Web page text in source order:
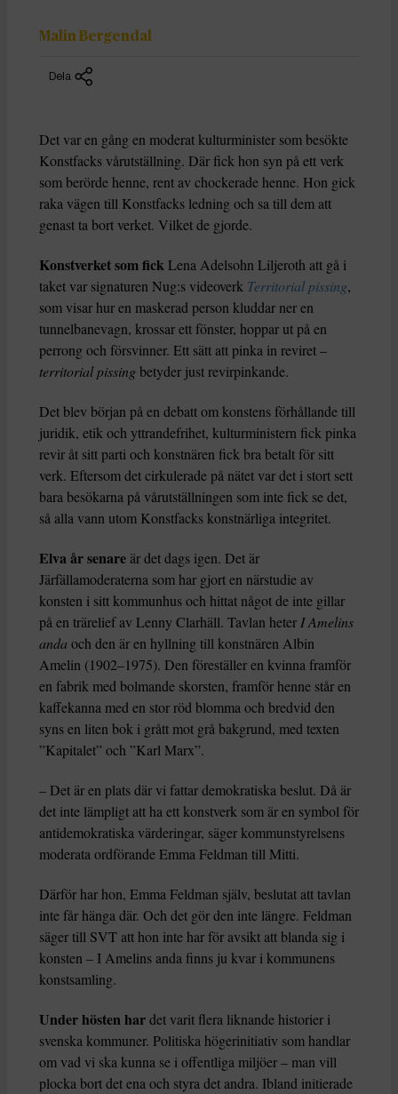
Malin Bergendal
Dela
Det var en gång en moderat kulturminister som besökte
Konstfacks vårutställning. Där fick hon syn på ett verk
som berörde henne, rent av chockerade henne. Hon gick
raka vägen till Konstfacks ledning och sa till dem att
genast ta bort verket. Vilket de gjorde.
Konstverket som fick Lena Adelsohn Liljeroth att gå i
taket var signaturen Nug:s videoverk Territorial pissing,
som visar hur en maskerad person kluddar ner en
tunnelbanevagn, krossar ett fönster, hoppar ut på en
perrong och försvinner. Ett sätt att pinka in reviret –
territorial pissing betyder just revirpinkande.
Det blev början på en debatt om konstens förhållande till
juridik, etik och yttrandefrihet, kulturministern fick pinka
revir åt sitt parti och konstnären fick bra betalt för sitt
verk. Eftersom det cirkulerade på nätet var det i stort sett
bara besökarna på vårutställningen som inte fick se det,
så alla vann utom Konstfacks konstnärliga integritet.
Elva år senareär det dags igen. Det är
Järfällamoderaterna som har gjort en närstudie av
konsten i sitt kommunhus och hittat något de inte gillar
på en trärelief av Lenny Clarhäll. Tavlan heter I Amelins
anda och den är en hyllning till konstnären Albin
Amelin (1902–1975). Den föreställer en kvinna framför
en fabrik med bolmande skorsten, framför henne står en
kaffekanna med en stor röd blomma och bredvid den
syns en liten bok i grått mot grå bakgrund, med texten
”Kapitalet” och ”Karl Marx”.
– Det är en plats där vi fattar demokratiska beslut. Då är
det inte lämpligt att ha ett konstverk som är en symbol för
antidemokratiska värderingar, säger kommunstyrelsens
moderata ordförande Emma Feldman till Mitti.
Därför har hon, Emma Feldman själv, beslutat att tavlan
inte får hänga där. Och det gör den inte längre. Feldman
säger till SVT att hon inte har för avsikt att blanda sig i
konsten – I Amelins anda finns ju kvar i kommunens
konstsamling.
Under hösten hardet varit flera liknande historier i
svenska kommuner. Politiska högerinitiativ som handlar
om vad vi ska kunna se i offentliga miljöer – man vill
plocka bort det ena och styra det andra. Ibland initierade